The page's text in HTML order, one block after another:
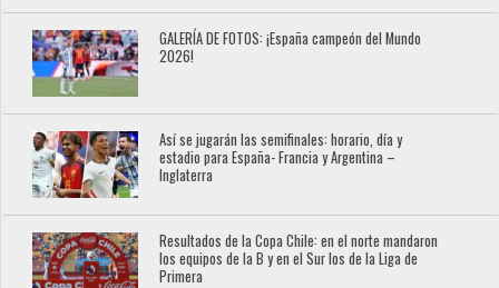
GALERÍA DE FOTOS: ¡España campeón del Mundo
2026!
Así se jugarán las semifinales: horario, día y
estadio para España- Francia y Argentina –
Inglaterra
Resultados de la Copa Chile: en el norte mandaron
los equipos de la B y en el Sur los de la Liga de
Primera